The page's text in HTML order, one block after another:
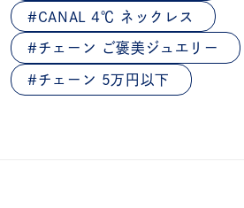
CANAL 4℃ ネックレス
チェーン ご褒美ジュエリー
チェーン 5万円以下